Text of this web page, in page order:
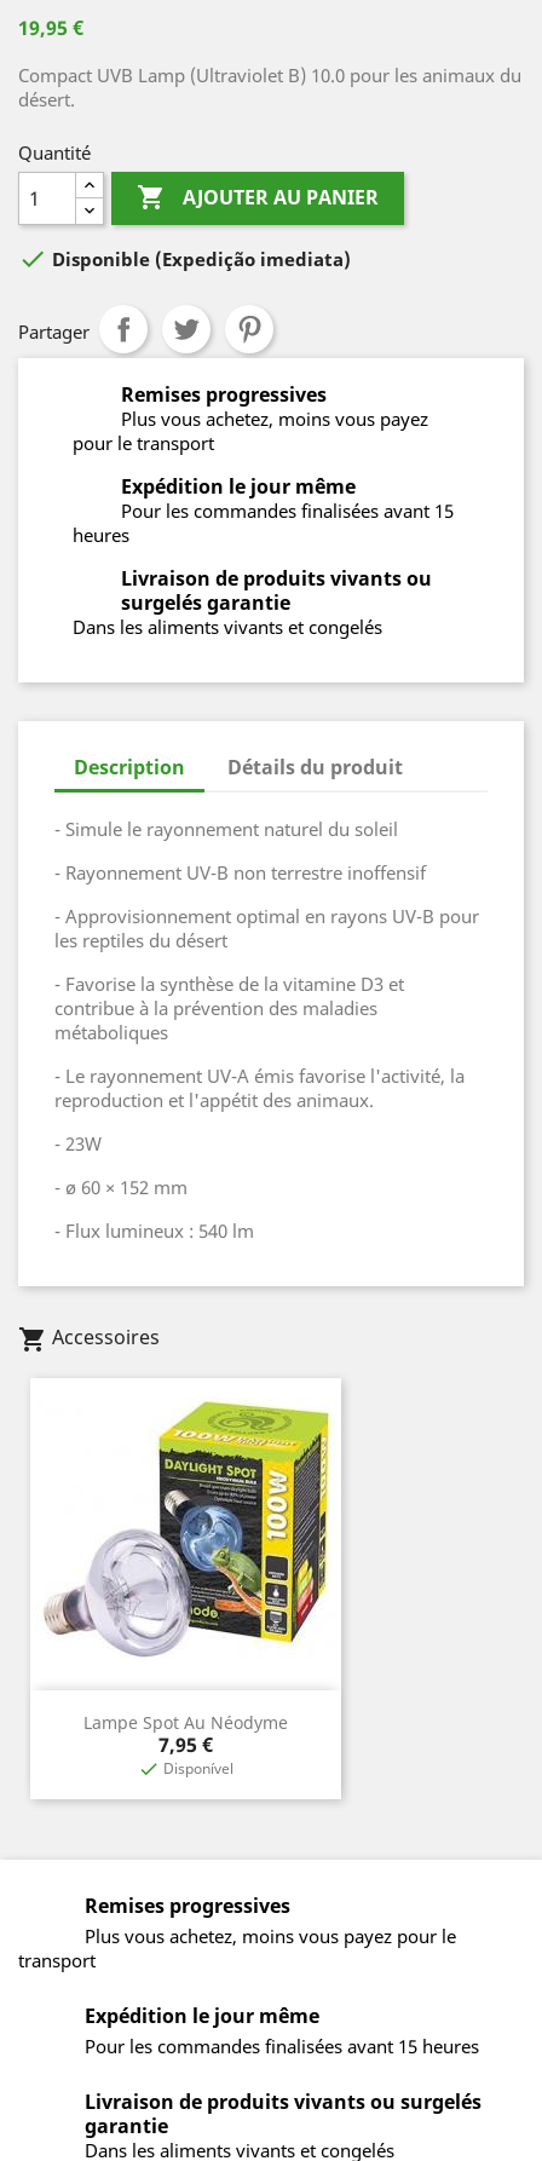
19,95 €
Compact UVB Lamp (Ultraviolet B) 10.0 pour les animaux du
désert.
Quantité
 AJOUTER AU PANIER
 Disponible (Expedição imediata)
Partager
Remises progressives
Plus vous achetez, moins vous payez
pour le transport
Expédition le jour même
Pour les commandes finalisées avant 15
heures
Livraison de produits vivants ou
surgelés garantie
Dans les aliments vivants et congelés
Description Détails du produit
- Simule le rayonnement naturel du soleil
- Rayonnement UV-B non terrestre inoffensif
- Approvisionnement optimal en rayons UV-B pour
les reptiles du désert
- Favorise la synthèse de la vitamine D3 et
contribue à la prévention des maladies
métaboliques
- Le rayonnement UV-A émis favorise l'activité, la
reproduction et l'appétit des animaux.
- 23W
- ø 60 × 152 mm
- Flux lumineux : 540 lm
shopping_cart Accessoires
Lampe Spot Au Néodyme
Prix
7,95 €
 Disponível
Remises progressives
Plus vous achetez, moins vous payez pour le
transport
Expédition le jour même
Pour les commandes finalisées avant 15 heures
Livraison de produits vivants ou surgelés
garantie
Dans les aliments vivants et congelés